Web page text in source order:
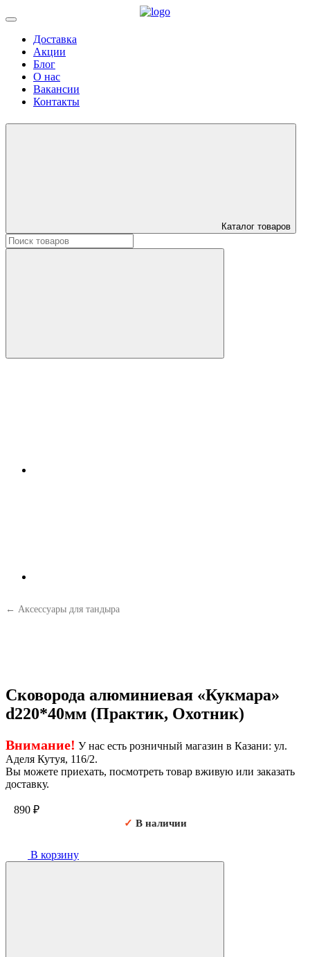
Доставка
Акции
Блог
О нас
Вакансии
Контакты
Каталог товаров
Искать:
← Аксессуары для тандыра
Сковорода алюминиевая «Кукмара»
d220*40мм (Практик, Охотник)
Внимание! У нас есть розничный магазин в Казани: ул.
Аделя Кутуя, 116/2.
Вы можете приехать, посмотреть товар вживую или заказать
доставку.
890 ₽
✓ В наличии
В корзину